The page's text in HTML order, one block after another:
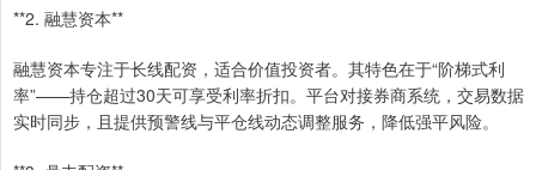
**2. 融慧资本**
融慧资本专注于长线配资，适合价值投资者。其特色在于“阶梯式利
率”——持仓超过30天可享受利率折扣。平台对接券商系统，交易数据
实时同步，且提供预警线与平仓线动态调整服务，降低强平风险。